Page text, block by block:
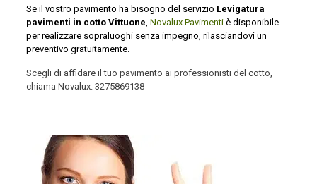
Se il vostro pavimento ha bisogno del servizio Levigatura
pavimenti in cotto Vittuone Novalux Pavimentiè disponibile
per realizzare sopraluoghi senza impegno, rilasciandovi un
preventivo gratuitamente.
Scegli di affidare il tuo pavimento ai professionisti del cotto,
chiama Novalux. 3275869138